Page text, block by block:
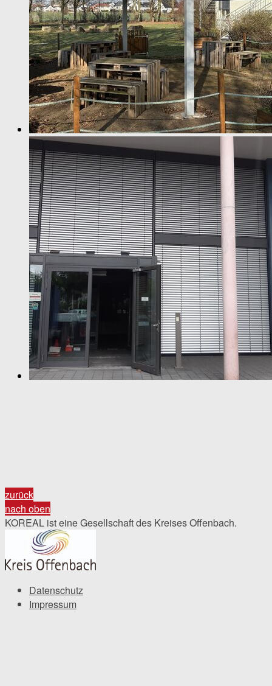
zurück
nach oben
KOREAL ist eine Gesellschaft des Kreises Offenbach.
Datenschutz
Impressum